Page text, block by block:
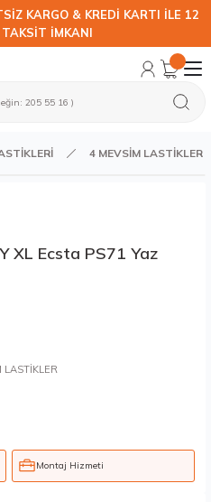
KARGO & KREDİ KARTI İLE 12
İMKANI
4 MEVSİM LASTİKLER
XL Ecsta PS71 Yaz
LASTİKLER
Montaj Hizmeti